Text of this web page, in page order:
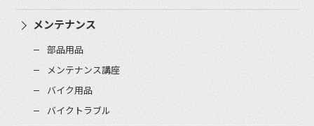
メンテナンス
部品用品
メンテナンス講座
バイク用品
バイクトラブル